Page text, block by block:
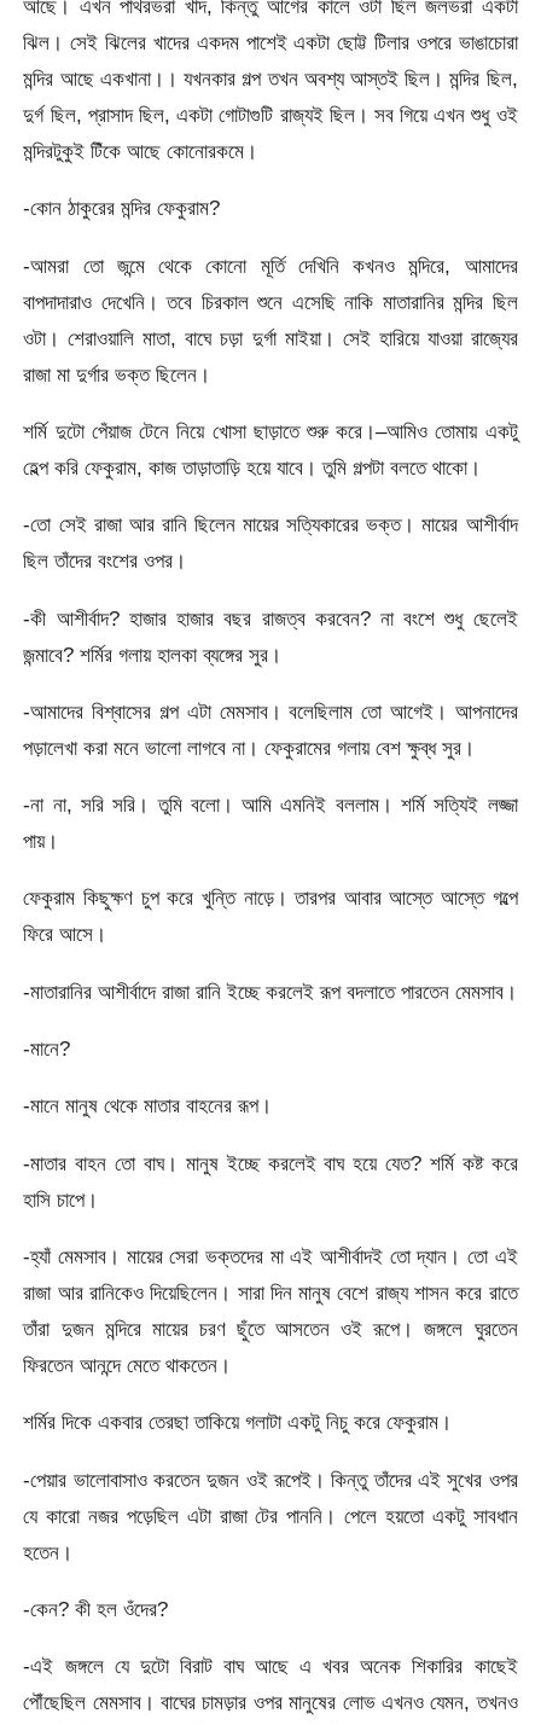
আছে। এখন পাথরভরা খাদ, কিন্তু আগের কালে ওটা ছিল জলভরা একটা
ঝিল। সেই ঝিলের খাদের একদম পাশেই একটা ছোট্ট টিলার ওপরে ভাঙাচোরা
মন্দির আছে একখানা।। যখনকার গল্প তখন অবশ্য আস্তই ছিল। মন্দির ছিল,
দুর্গ ছিল, প্রাসাদ ছিল, একটা গোটাগুটি রাজ্যই ছিল। সব গিয়ে এখন শুধু ওই
মন্দিরটুকুই টিঁকে আছে কোনোরকমে।
-কোন ঠাকুরের মন্দির ফেকুরাম?
-আমরা তো জন্মে থেকে কোনো মূর্তি দেখিনি কখনও মন্দিরে, আমাদের
বাপদাদারাও দেখেনি। তবে চিরকাল শুনে এসেছি নাকি মাতারানির মন্দির ছিল
ওটা। শেরাওয়ালি মাতা, বাঘে চড়া দুর্গা মাইয়া। সেই হারিয়ে যাওয়া রাজ্যের
রাজা মা দুর্গার ভক্ত ছিলেন।
শর্মি দুটো পেঁয়াজ টেনে নিয়ে খোসা ছাড়াতে শুরু করে।–আমিও তোমায় একটু
হেল্প করি ফেকুরাম, কাজ তাড়াতাড়ি হয়ে যাবে। তুমি গল্পটা বলতে থাকো।
-তো সেই রাজা আর রানি ছিলেন মায়ের সত্যিকারের ভক্ত। মায়ের আশীর্বাদ
ছিল তাঁদের বংশের ওপর।
-কী আশীর্বাদ? হাজার হাজার বছর রাজত্ব করবেন? না বংশে শুধু ছেলেই
জন্মাবে? শর্মির গলায় হালকা ব্যঙ্গের সুর।
-আমাদের বিশ্বাসের গল্প এটা মেমসাব। বলেছিলাম তো আগেই। আপনাদের
পড়ালেখা করা মনে ভালো লাগবে না। ফেকুরামের গলায় বেশ ক্ষুব্ধ সুর।
-না না, সরি সরি। তুমি বলো। আমি এমনিই বললাম। শর্মি সত্যিই লজ্জা
পায়।
ফেকুরাম কিছুক্ষণ চুপ করে খুন্তি নাড়ে। তারপর আবার আস্তে আস্তে গল্পে
ফিরে আসে।
-মাতারানির আশীর্বাদে রাজা রানি ইচ্ছে করলেই রূপ বদলাতে পারতেন মেমসাব।
-মানে?
-মানে মানুষ থেকে মাতার বাহনের রূপ।
-মাতার বাহন তো বাঘ। মানুষ ইচ্ছে করলেই বাঘ হয়ে যেত? শর্মি কষ্ট করে
হাসি চাপে।
-হ্যাঁ মেমসাব। মায়ের সেরা ভক্তদের মা এই আশীর্বাদই তো দ্যান। তো এই
রাজা আর রানিকেও দিয়েছিলেন। সারা দিন মানুষ বেশে রাজ্য শাসন করে রাতে
তাঁরা দুজন মন্দিরে মায়ের চরণ ছুঁতে আসতেন ওই রূপে। জঙ্গলে ঘুরতেন
ফিরতেন আনন্দে মেতে থাকতেন।
শর্মির দিকে একবার তেরছা তাকিয়ে গলাটা একটু নিচু করে ফেকুরাম।
-পেয়ার ভালোবাসাও করতেন দুজন ওই রূপেই। কিন্তু তাঁদের এই সুখের ওপর
যে কারো নজর পড়েছিল এটা রাজা টের পাননি। পেলে হয়তো একটু সাবধান
হতেন।
-কেন? কী হল ওঁদের?
-এই জঙ্গলে যে দুটো বিরাট বাঘ আছে এ খবর অনেক শিকারির কাছেই
পৌঁছেছিল মেমসাব। বাঘের চামড়ার ওপর মানুষের লোভ এখনও যেমন, তখনও